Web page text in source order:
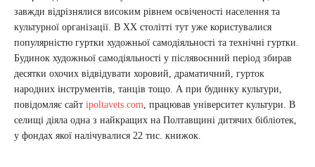
завжди відрізнялися високим рівнем освіченості населення та
культурної організації. В ХХ столітті тут уже користувалися
популярністю гуртки художньої самодіяльності та технічні гуртки.
Будинок художньої самодіяльності у післявоєнний період збирав
десятки охочих відвідувати хоровий, драматичний, гурток
народних інструментів, танців тощо. А при будинку культури,
повідомляє сайт ipoltavets.com, працював університет культури. В
селищі діяла одна з найкращих на Полтавщині дитячих бібліотек,
у фондах якої налічувалися 22 тис. книжок.